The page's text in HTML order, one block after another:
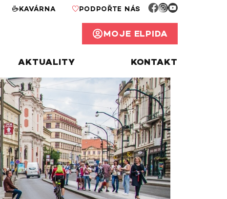
KAVÁRNA PODPOŘTE NÁS
MOJE ELPIDA
AKTUALITY KONTAKT